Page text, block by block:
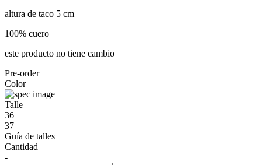
altura de taco 5 cm
100% cuero
este producto no tiene cambio
Pre-order
Color
Talle
36
37
Guía de talles
Cantidad
-